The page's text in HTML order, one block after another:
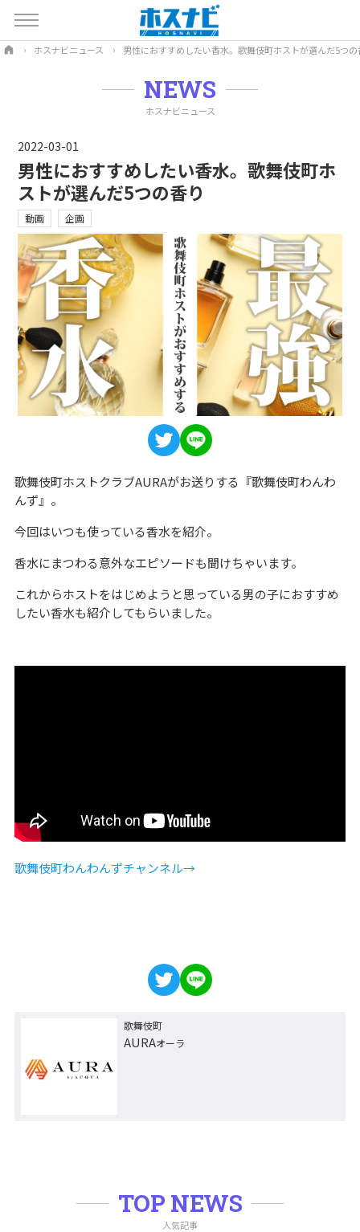
ホスナビニュース 男性におすすめしたい香水。歌舞伎町ホストが選んだ5つの
NEWS
ホスナビニュース
2022-03-01
男性におすすめしたい香水。歌舞伎町ホ
ストが選んだ5つの香り
動画 企画
歌舞伎町ホストクラブAURAがお送りする『歌舞伎町わんわ
んず』。
今回はいつも使っている香水を紹介。
香水にまつわる意外なエピソードも聞けちゃいます。
これからホストをはじめようと思っている男の子におすすめ
したい香水も紹介してもらいました。
歌舞伎町わんわんずチャンネル→
歌舞伎町
AURAオーラ
TOP NEWS
人気記事